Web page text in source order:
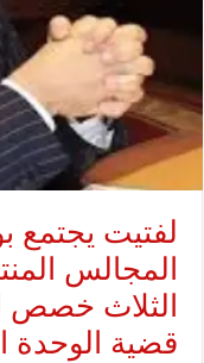
لفتيت يجتمع
المجالس
الثلاث خصص
قضية الوحدة